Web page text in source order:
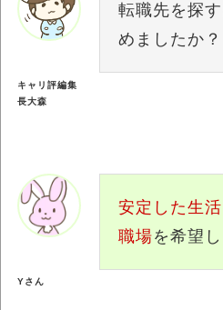
キャリ評編集
長大森
転職先を探
めましたか？
安定した生
職場を希望し
Yさん